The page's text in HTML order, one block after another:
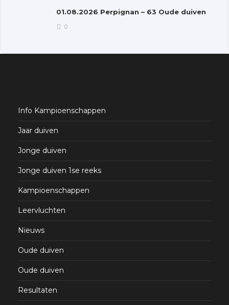
01.08.2026 Perpignan – 63 Oude duiven
0
Info Kampioenschappen
Jaar duiven
Jonge duiven
Jonge duiven 1se reeks
Kampioenschappen
Leervluchten
Nieuws
Oude duiven
Oude duiven
Resultaten